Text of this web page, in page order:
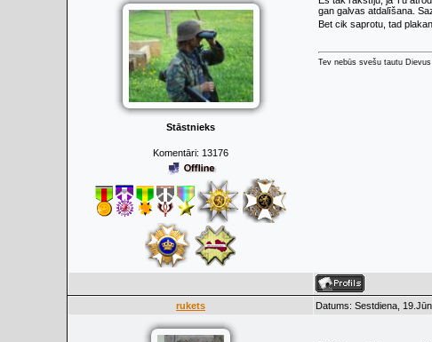
Stāstnieks
Komentāri: 13176
gan galvas atdalīšana.
Bet cik saprotu, tad
Tev nebūs svešu tautu
rukets Datums: Sestdiena,